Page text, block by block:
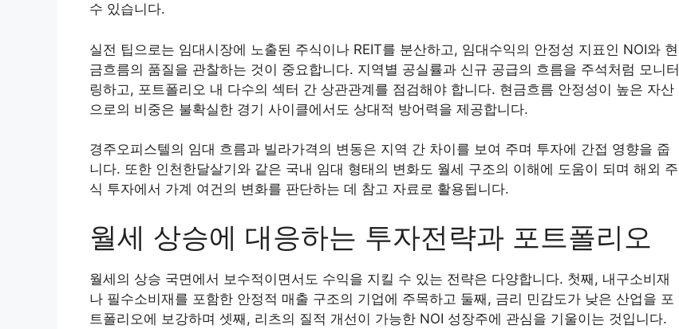
수 있습니다.
실전 팁으로는 임대시장에 노출된 주식이나 REIT를 분산하고, 임대수익의 안정성 지표인 NOI와 현
금흐름의 품질을 관찰하는 것이 중요합니다. 지역별 공실률과 신규 공급의 흐름을 주석처럼 모니터
링하고, 포트폴리오 내 다수의 섹터 간 상관관계를 점검해야 합니다. 현금흐름 안정성이 높은 자산
으로의 비중은 불확실한 경기 사이클에서도 상대적 방어력을 제공합니다.
경주오피스텔의 임대 흐름과 빌라가격의 변동은 지역 간 차이를 보여 주며 투자에 간접 영향을 줍
니다. 또한 인천한달살기와 같은 국내 임대 형태의 변화도 월세 구조의 이해에 도움이 되며 해외 주
식 투자에서 가계 여건의 변화를 판단하는 데 참고 자료로 활용됩니다.
월세 상승에 대응하는 투자전략과 포트폴리오
월세의 상승 국면에서 보수적이면서도 수익을 지킬 수 있는 전략은 다양합니다. 첫째, 내구소비재
나 필수소비재를 포함한 안정적 매출 구조의 기업에 주목하고 둘째, 금리 민감도가 낮은 산업을 포
트폴리오에 보강하며 셋째, 리츠의 질적 개선이 가능한 NOI 성장주에 관심을 기울이는 것입니다.